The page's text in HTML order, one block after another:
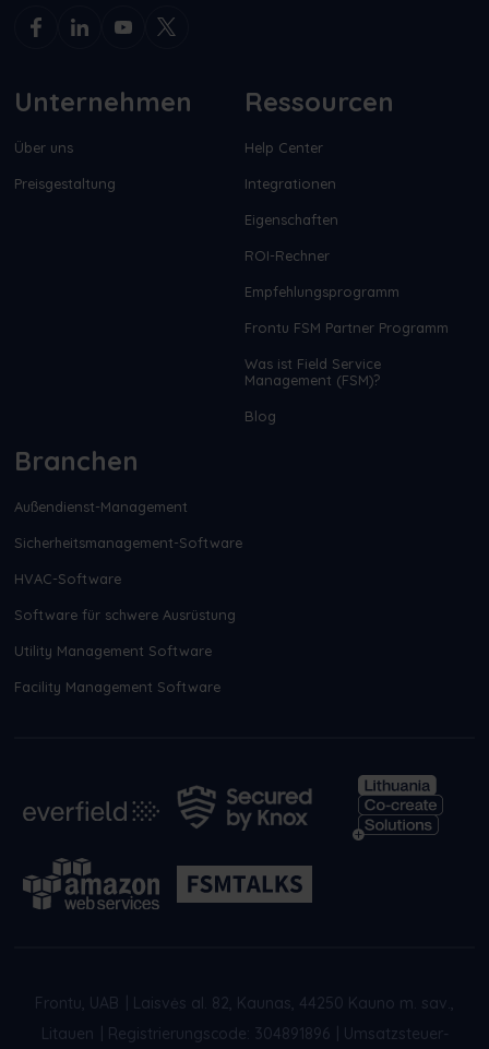
Unternehmen
Über uns
Preisgestaltung
Ressourcen
Help Center
Integrationen
Eigenschaften
ROI-Rechner
Empfehlungsprogramm
Frontu FSM Partner Programm
Was ist Field Service
Management (FSM)?
Blog
Branchen
Außendienst-Management
Sicherheitsmanagement-Software
HVAC-Software
Software für schwere Ausrüstung
Utility Management Software
Facility Management Software
Frontu, UAB
Laisvės al. 82, Kaunas, 44250 Kauno m. sav.,
Litauen
Registrierungscode: 304891896 Umsatzsteuer-